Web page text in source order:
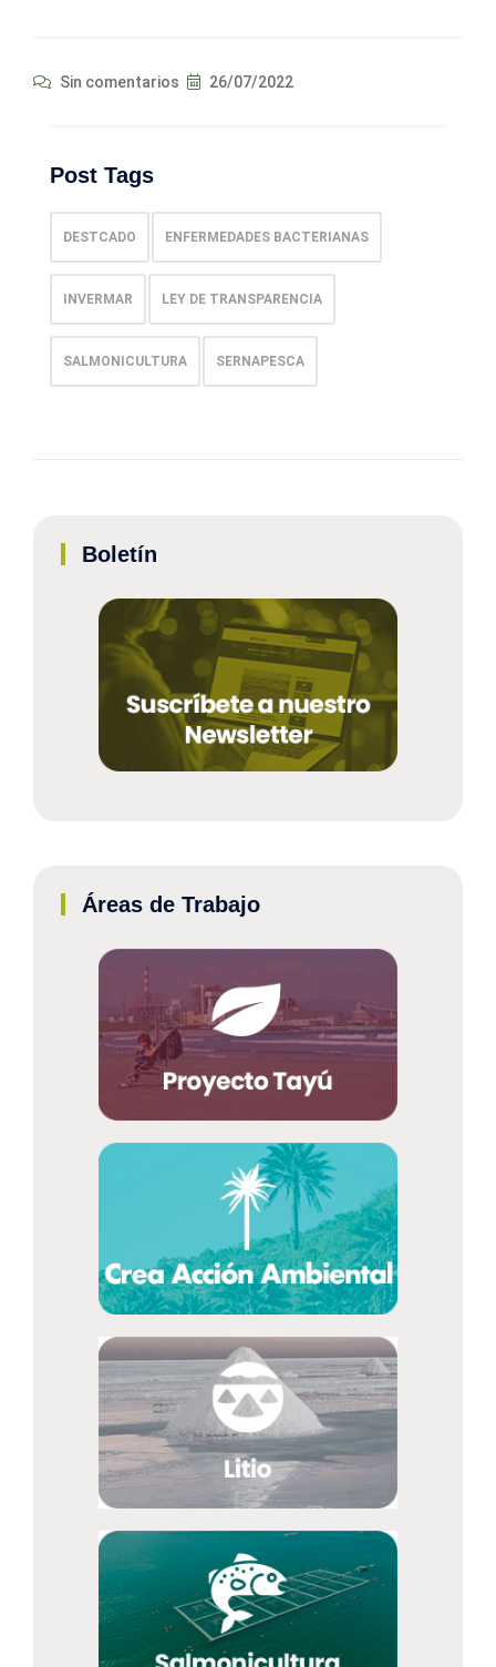
Sin comentarios 26/07/2022
Post Tags
DESTCADO ENFERMEDADES BACTERIANAS
INVERMAR LEY DE TRANSPARENCIA
SALMONICULTURA SERNAPESCA
Boletín
Áreas de Trabajo